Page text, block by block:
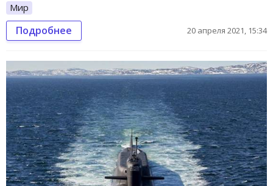
Мир
Подробнее 20 апреля 2021, 15:34